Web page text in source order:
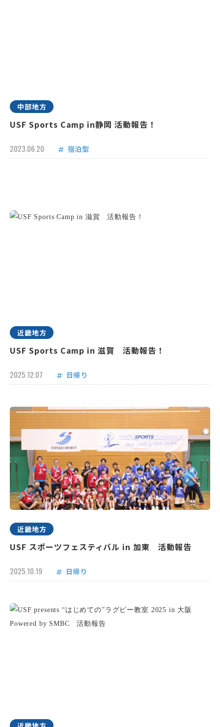
中部地方
USF Sports Camp in静岡 活動報告！
2023.06.20 宿泊型
近畿地方
USF Sports Camp in 滋賀 活動報告！
2025.12.07 日帰り
近畿地方
USF スポーツフェスティバル in 加東 活動報告
2025.10.19 日帰り